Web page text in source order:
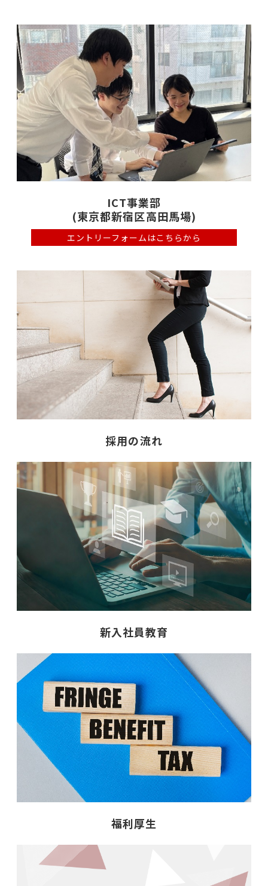
ICT事業部
(東京都新宿区高田馬場)
エントリーフォームはこちらから
採用の流れ
新入社員教育
福利厚生